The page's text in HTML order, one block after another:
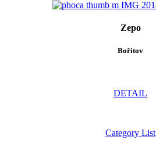
Zepo
Bořitov
DETAIL
Category List